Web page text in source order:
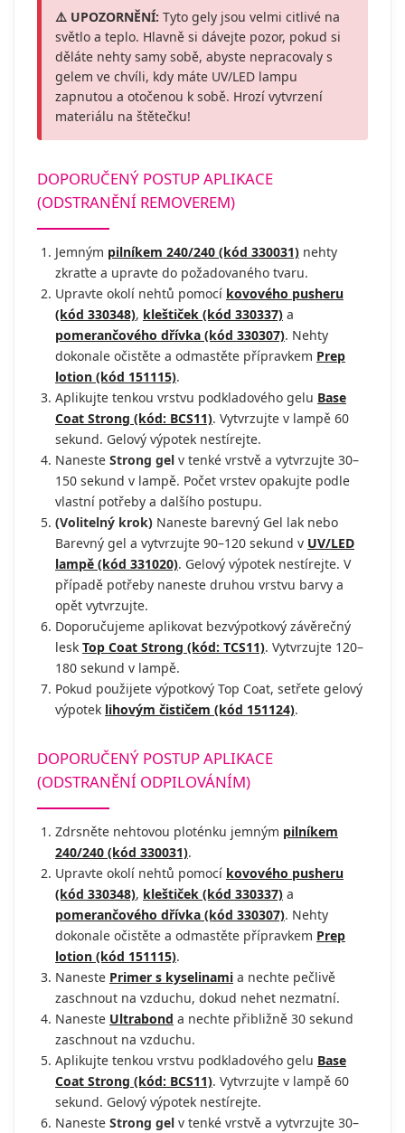
⚠️ UPOZORNĚNÍ: Tyto gely jsou velmi citlivé na
světlo a teplo. Hlavně si dávejte pozor, pokud si
děláte nehty samy sobě, abyste nepracovaly s
gelem ve chvíli, kdy máte UV/LED lampu
zapnutou a otočenou k sobě. Hrozí vytvrzení
materiálu na štětečku!
DOPORUČENÝ POSTUP APLIKACE
(ODSTRANĚNÍ REMOVEREM)
Jemným pilníkem 240/240 (kód 330031) nehty
zkraťte a upravte do požadovaného tvaru.
Upravte okolí nehtů pomocí kovového pusheru
(kód 330348), kleštiček (kód 330337) a
pomerančového dřívka (kód 330307). Nehty
dokonale očistěte a odmastěte přípravkem Prep
lotion (kód 151115).
Aplikujte tenkou vrstvu podkladového gelu Base
Coat Strong (kód: BCS11). Vytvrzujte v lampě 60
sekund. Gelový výpotek nestírejte.
Naneste Strong gel v tenké vrstvě a vytvrzujte 30–
150 sekund v lampě. Počet vrstev opakujte podle
vlastní potřeby a dalšího postupu.
(Volitelný krok) Naneste barevný Gel lak nebo
Barevný gel a vytvrzujte 90–120 sekund v UV/LED
lampě (kód 331020). Gelový výpotek nestírejte. V
případě potřeby naneste druhou vrstvu barvy a
opět vytvrzujte.
Doporučujeme aplikovat bezvýpotkový závěrečný
lesk Top Coat Strong (kód: TCS11). Vytvrzujte 120–
180 sekund v lampě.
Pokud použijete výpotkový Top Coat, setřete gelový
výpotek lihovým čističem (kód 151124).
DOPORUČENÝ POSTUP APLIKACE
(ODSTRANĚNÍ ODPILOVÁNÍM)
Zdrsněte nehtovou ploténku jemným pilníkem
240/240 (kód 330031).
Upravte okolí nehtů pomocí kovového pusheru
(kód 330348), kleštiček (kód 330337) a
pomerančového dřívka (kód 330307). Nehty
dokonale očistěte a odmastěte přípravkem Prep
lotion (kód 151115).
Naneste Primer s kyselinami a nechte pečlivě
zaschnout na vzduchu, dokud nehet nezmatní.
Naneste Ultrabond a nechte přibližně 30 sekund
zaschnout na vzduchu.
Aplikujte tenkou vrstvu podkladového gelu Base
Coat Strong (kód: BCS11). Vytvrzujte v lampě 60
sekund. Gelový výpotek nestírejte.
Naneste Strong gel v tenké vrstvě a vytvrzujte 30–